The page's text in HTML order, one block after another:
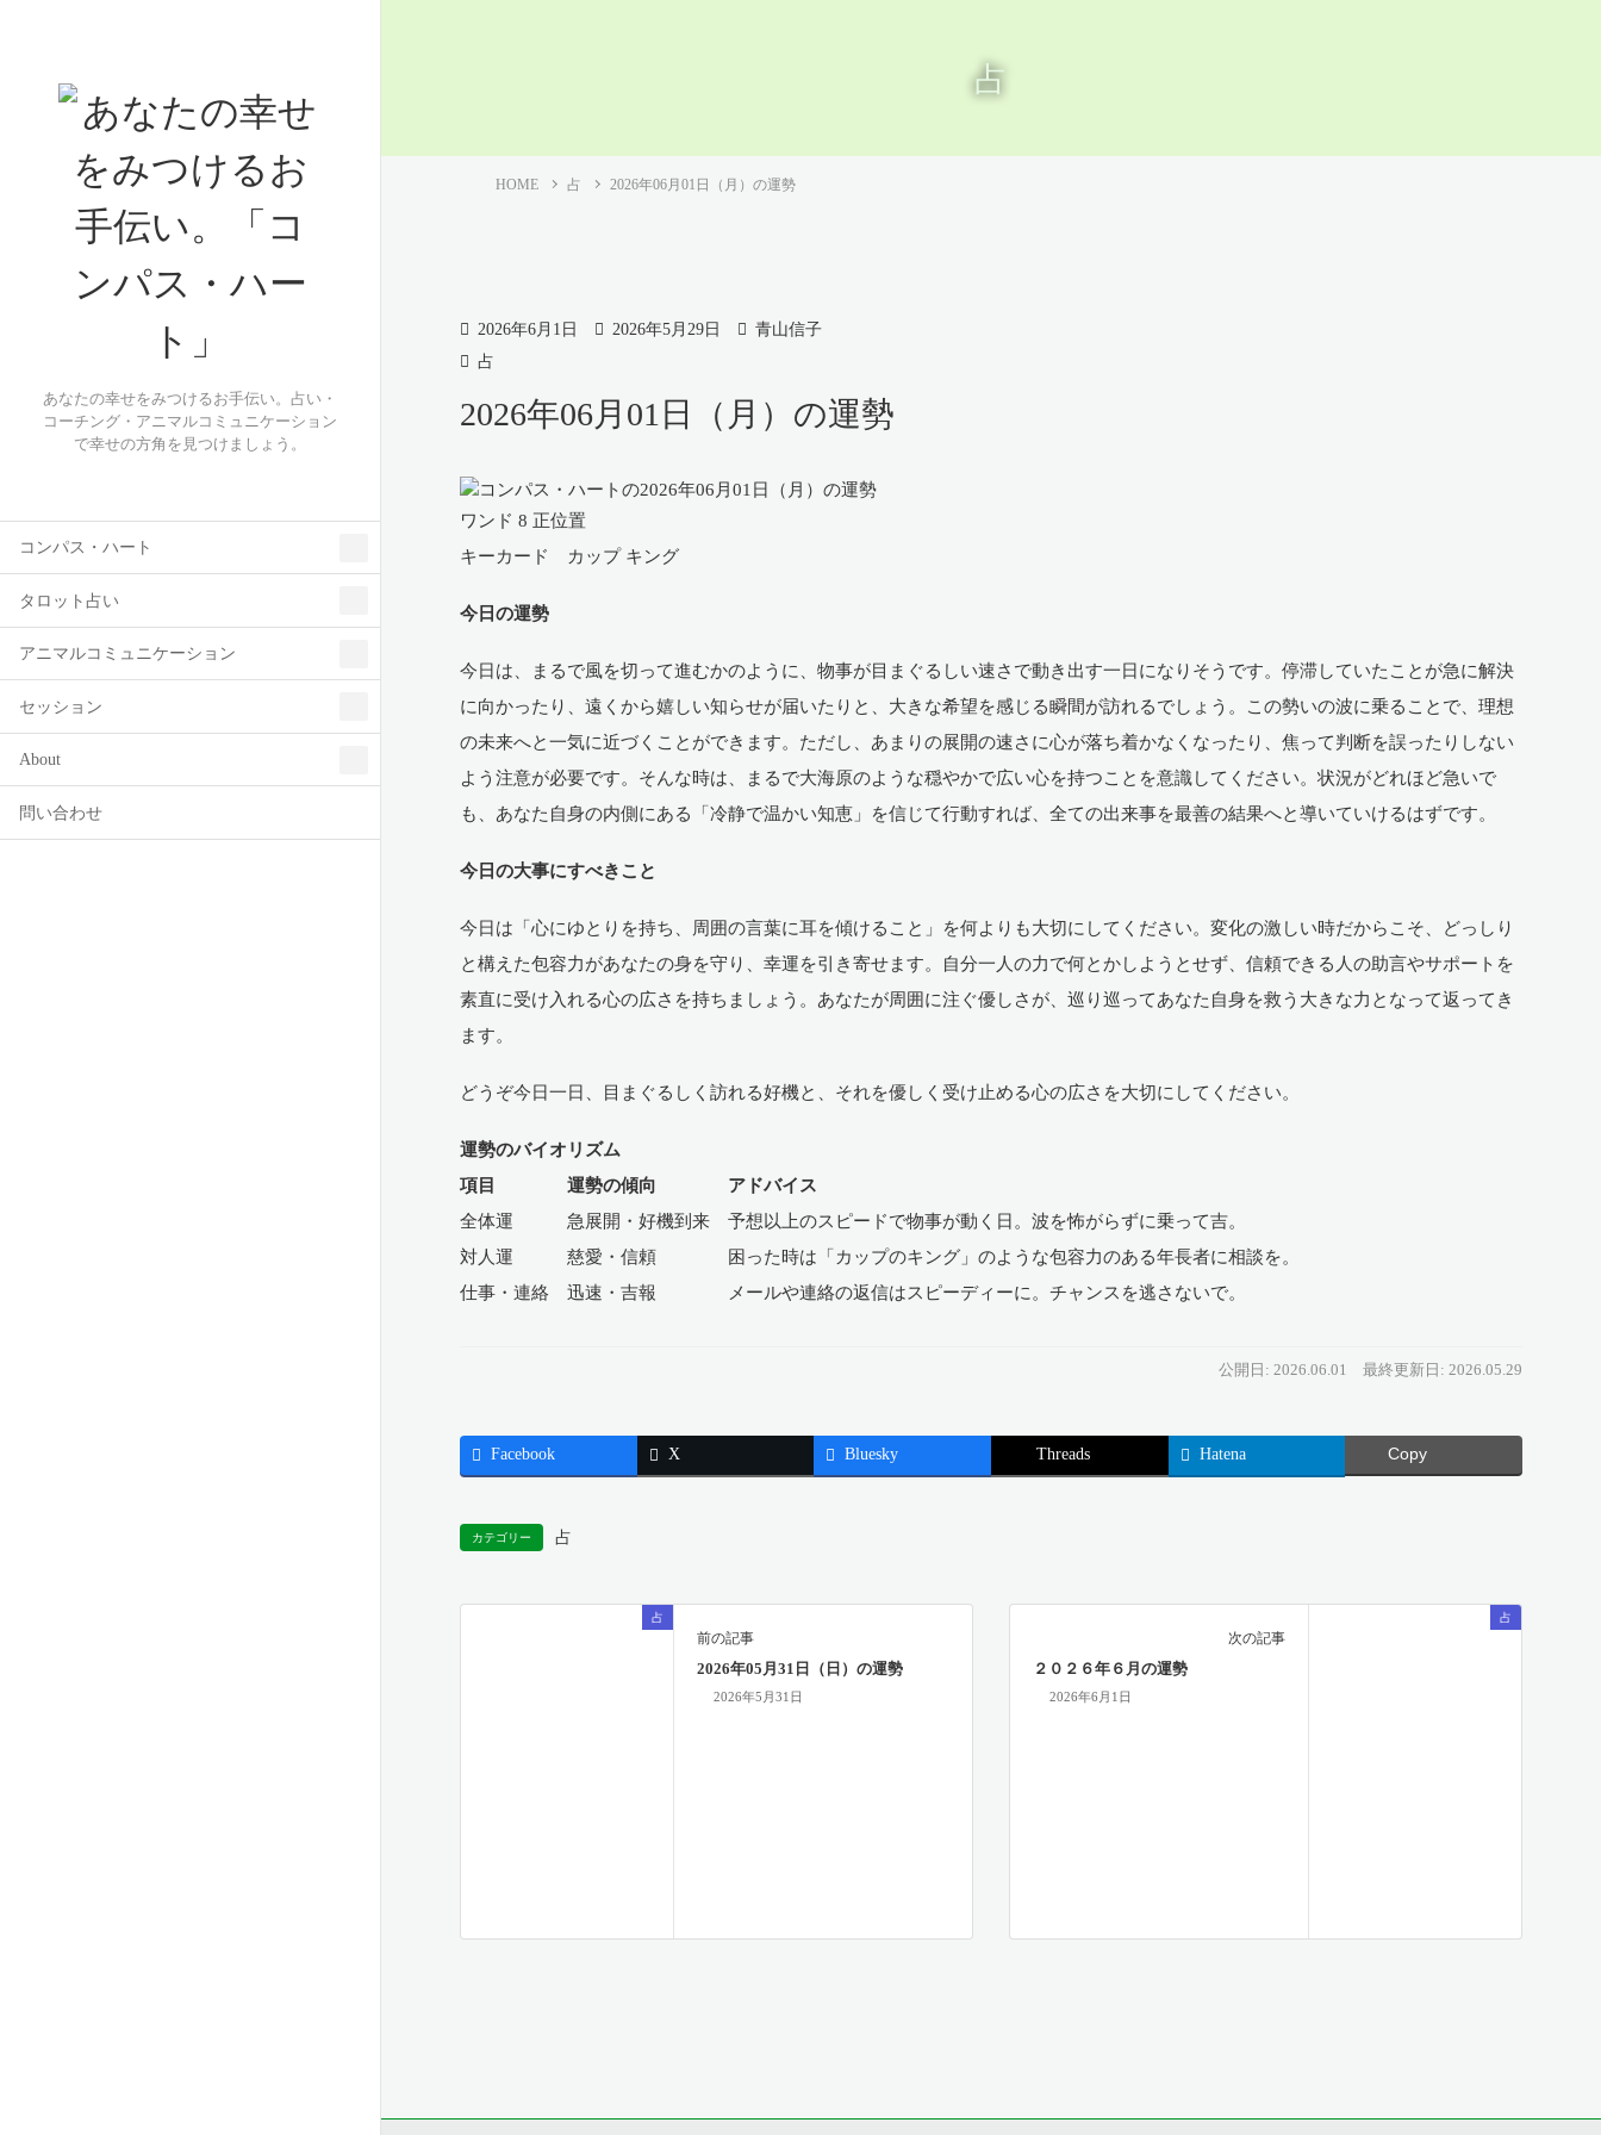
あなたの幸せをみつけるお手伝い。占い・
コーチング・アニマルコミュニケーション
で幸せの方角を見つけましょう。
コンパス・ハート
タロット占い
アニマルコミュニケーション
セッション
About
問い合わせ
占
HOME 占 2026年06月01日（月）の運勢
2026年6月1日 2026年5月29日
青山信子
占
2026年06月01日（月）の運勢
ワンド 8 正位置
キーカード カップ キング
今日の運勢
今日は、まるで風を切って進むかのように、物事が目まぐるしい速さで動き出す一日になりそうです。停滞していたことが急に解決
に向かったり、遠くから嬉しい知らせが届いたりと、大きな希望を感じる瞬間が訪れるでしょう。この勢いの波に乗ることで、理想
の未来へと一気に近づくことができます。ただし、あまりの展開の速さに心が落ち着かなくなったり、焦って判断を誤ったりしない
よう注意が必要です。そんな時は、まるで大海原のような穏やかで広い心を持つことを意識してください。状況がどれほど急いで
も、あなた自身の内側にある「冷静で温かい知恵」を信じて行動すれば、全ての出来事を最善の結果へと導いていけるはずです。
今日の大事にすべきこと
今日は「心にゆとりを持ち、周囲の言葉に耳を傾けること」を何よりも大切にしてください。変化の激しい時だからこそ、どっしり
と構えた包容力があなたの身を守り、幸運を引き寄せます。自分一人の力で何とかしようとせず、信頼できる人の助言やサポートを
素直に受け入れる心の広さを持ちましょう。あなたが周囲に注ぐ優しさが、巡り巡ってあなた自身を救う大きな力となって返ってき
ます。
どうぞ今日一日、目まぐるしく訪れる好機と、それを優しく受け止める心の広さを大切にしてください。
運勢のバイオリズム
項目 運勢の傾向 アドバイス
全体運 急展開・好機到来 予想以上のスピードで物事が動く日。波を怖がらずに乗って吉。
対人運 慈愛・信頼 困った時は「カップのキング」のような包容力のある年長者に相談を。
仕事・連絡 迅速・吉報 メールや連絡の返信はスピーディーに。チャンスを逃さないで。
公開日: 2026.06.01 最終更新日: 2026.05.29
Facebook X Bluesky Threads Hatena Copy
カテゴリー 占
占
前の記事
2026年05月31日（日）の運勢
2026年5月31日
占
次の記事
２０２６年６月の運勢
2026年6月1日